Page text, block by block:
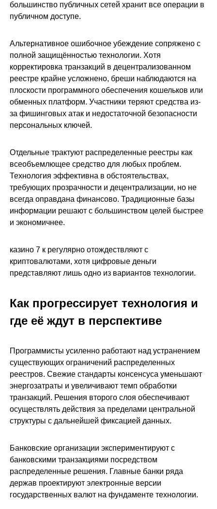
большинство публичных сетей хранит все операции в
публичном доступе.
Альтернативное ошибочное убеждение сопряжено с
полной защищённостью технологии. Хотя
корректировка транзакций в децентрализованном
реестре крайне усложнено, бреши наблюдаются на
плоскости программного обеспечения кошельков или
обменных платформ. Участники теряют средства из-
за фишинговых атак и недостаточной безопасности
персональных ключей.
Отдельные трактуют распределенные реестры как
всеобъемлющее средство для любых проблем.
Технология эффективна в обстоятельствах,
требующих прозрачности и децентрализации, но не
всегда оправдана финансово. Традиционные базы
информации решают с большинством целей быстрее
и экономичнее.
казино 7 к регулярно отождествляют с
криптовалютами, хотя цифровые деньги
представляют лишь одно из вариантов технологии.
Как прогрессирует технология и
где её ждут в перспективе
Программисты усиленно работают над устранением
существующих ограничений распределенных
реестров. Свежие стандарты консенсуса уменьшают
энергозатраты и увеличивают темп обработки
транзакций. Решения второго слоя обеспечивают
осуществлять действия за пределами центральной
структуры с дальнейшей фиксацией данных.
Банковские организации экспериментируют с
банковскими транзакциями посредством
распределенные решения. Главные банки ряда
держав проектируют электронные версии
государственных валют на фундаменте технологии.